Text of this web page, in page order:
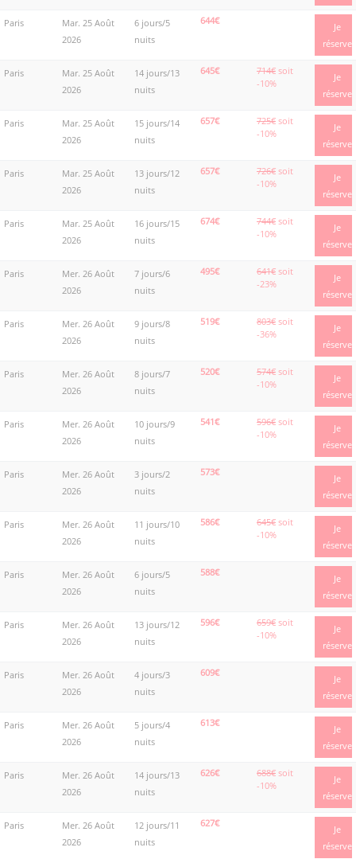
Paris
Mar. 25 Août
2026
6 jours/5
nuits
644€
Je
réserve
Paris
Mar. 25 Août
2026
14 jours/13
nuits
645€ 714€ soit
-10%
Je
réserve
Paris
Mar. 25 Août
2026
15 jours/14
nuits
657€ 725€ soit
-10%
Je
réserve
Paris
Mar. 25 Août
2026
13 jours/12
nuits
657€ 726€ soit
-10%
Je
réserve
Paris
Mar. 25 Août
2026
16 jours/15
nuits
674€ 744€ soit
-10%
Je
réserve
Paris
Mer. 26 Août
2026
7 jours/6
nuits
495€ 641€ soit
-23%
Je
réserve
Paris
Mer. 26 Août
2026
9 jours/8
nuits
519€ 803€ soit
-36%
Je
réserve
Paris
Mer. 26 Août
2026
8 jours/7
nuits
520€ 574€ soit
-10%
Je
réserve
Paris
Mer. 26 Août
2026
10 jours/9
nuits
541€ 596€ soit
-10%
Je
réserve
Paris
Mer. 26 Août
2026
3 jours/2
nuits
573€
Je
réserve
Paris
Mer. 26 Août
2026
11 jours/10
nuits
586€ 645€ soit
-10%
Je
réserve
Paris
Mer. 26 Août
2026
6 jours/5
nuits
588€
Je
réserve
Paris
Mer. 26 Août
2026
13 jours/12
nuits
596€ 659€ soit
-10%
Je
réserve
Paris
Mer. 26 Août
2026
4 jours/3
nuits
609€
Je
réserve
Paris
Mer. 26 Août
2026
5 jours/4
nuits
613€
Je
réserve
Paris
Mer. 26 Août
2026
14 jours/13
nuits
626€ 688€ soit
-10%
Je
réserve
Paris
Mer. 26 Août
2026
12 jours/11
nuits
627€
Je
réserve